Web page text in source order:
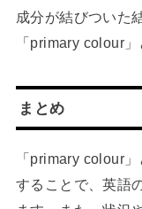
成分が結びついた
「primary colour
まとめ
「primary colour
することで、英語